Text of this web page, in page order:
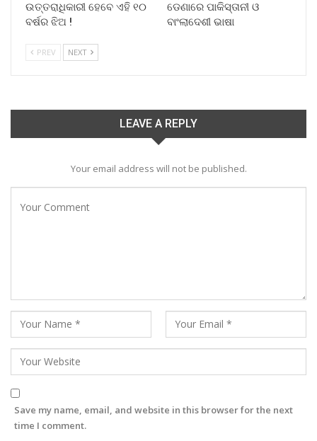
ଉତ୍ତରାଧିକାରୀ ହେବେ ଏହି ୧୦
ବର୍ଷର ଝିଅ !
ଡେଣାରେ ପାକିସ୍ତାନୀ ଓ
ବାଂଲାଦେଶୀ ଭାଷା
PREV NEXT
LEAVE A REPLY
Your email address will not be published.
Save my name, email, and website in this browser for the next
time I comment.